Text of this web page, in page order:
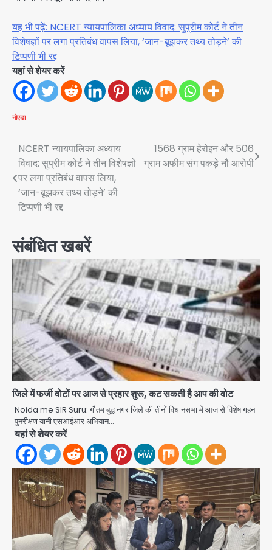
यह भी पढ़ें: NCERT न्यायपालिका अध्याय विवाद: सुप्रीम कोर्ट ने तीन
विशेषज्ञों पर लगा प्रतिबंध वापस लिया, ‘जान-बूझकर तथ्य तोड़ने’ की
टिप्पणी भी रद्द
यहां से शेयर करें
नोएडा
Post
navigation
NCERT न्यायपालिका अध्याय
विवाद: सुप्रीम कोर्ट ने तीन विशेषज्ञों
पर लगा प्रतिबंध वापस लिया,
‘जान-बूझकर तथ्य तोड़ने’ की
टिप्पणी भी रद्द
1568 ग्राम हेरोइन और 506
ग्राम अफीम संग पकड़े नौ आरोपी
संबंधित खबरें
जिले में फर्जी वोटों पर आज से प्रहार शुरू, कट सकती है आप की वोट
Noida me SIR Suru: गौतम बुद्ध नगर जिले की तीनों विधानसभा में आज से विशेष गहन
पुनरीक्षण यानी एसआईआर अभियान…
यहां से शेयर करें